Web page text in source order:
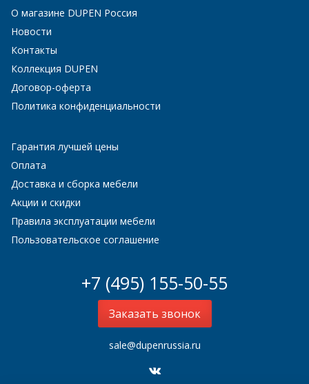
О магазине DUPEN Россия
Новости
Контакты
Коллекция DUPEN
Договор-оферта
Политика конфиденциальности
Гарантия лучшей цены
Оплата
Доставка и сборка мебели
Акции и скидки
Правила эксплуатации мебели
Пользовательское соглашение
+7 (495) 155-50-55
Заказать звонок
sale@dupenrussia.ru